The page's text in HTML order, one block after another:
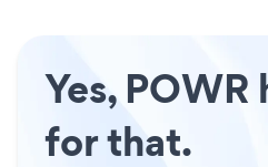
Yes, POWR
for that.